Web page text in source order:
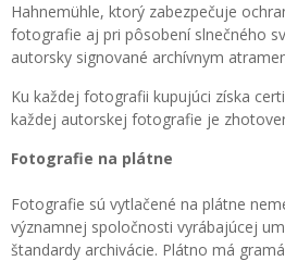
Hahnemühle, ktorý zabezpečuje
fotografie aj pri pôsobení slnečného
autorsky signované archívnym
Ku každej fotografii kupujúci získa
každej autorskej fotografie je
Fotografie na plátne
Fotografie sú vytlačené na plátne
významnej spoločnosti vyrábajúcej
štandardy archivácie. Plátno má